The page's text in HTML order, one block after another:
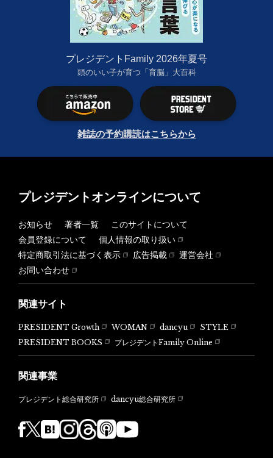
プレジデントFamily 2026年夏号
頭のいい子が育つ「育脳」大百科
雑誌の予約購読はこちらから
プレジデントオンラインについて
お知らせ 著者一覧
このサイトについて
会員登録について
個人情報の取り扱い
特定商取引法に基づく表示
広告掲載
運営会社
お問い合わせ
関連サイト
PRESIDENT Growth WOMAN dancyu
STYLE
PRESIDENT BOOKS
プレジデントFamily Online
関連事業
プレジデント総合研究所 dancyu総合研究所